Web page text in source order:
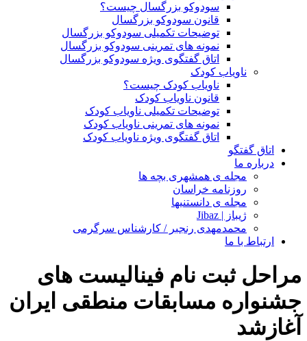
سودوکو بزرگسال چیست؟
قانون سودوکو بزرگسال
توضیحات تکمیلی سودوکو بزرگسال
نمونه های تمرینی سودوکو بزرگسال
اتاق گفتگوی ویژه سودوکو بزرگسال
ناویاب کودک
ناویاب کودک چیست؟
قانون ناویاب کودک
توضیحات تکمیلی ناویاب کودک
نمونه های تمرینی ناویاب کودک
اتاق گفتگوی ویژه ناویاب کودک
اتاق گفتگو
درباره ما
مجله ی همشهری بچه ها
روزنامه خراسان
مجله ی دانستنیها
ژیباز | Jibaz
محمدمهدی رنجبر / کارشناس سرگرمی
ارتباط با ما
مراحل ثبت نام فینالیست های
جشنواره مسابقات منطقی ایران
آغازشد